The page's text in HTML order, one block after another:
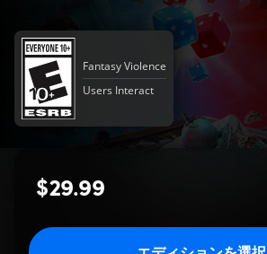
Fantasy Violence
Users Interact
$29.99